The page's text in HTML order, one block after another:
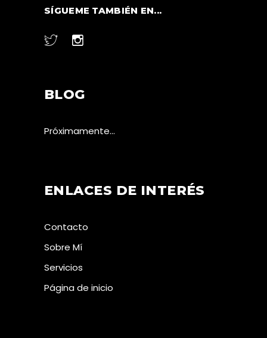
SÍGUEME TAMBIÉN EN...
BLOG
Próximamente…
ENLACES DE INTERÉS
Contacto
Sobre Mí
Servicios
Página de inicio